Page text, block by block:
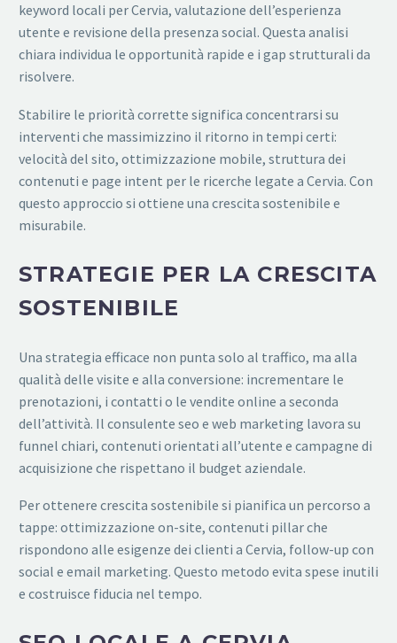
keyword locali per Cervia, valutazione dell’esperienza
utente e revisione della presenza social. Questa analisi
chiara individua le opportunità rapide e i gap strutturali da
risolvere.
Stabilire le priorità corrette significa concentrarsi su
interventi che massimizzino il ritorno in tempi certi:
velocità del sito, ottimizzazione mobile, struttura dei
contenuti e page intent per le ricerche legate a Cervia. Con
questo approccio si ottiene una crescita sostenibile e
misurabile.
STRATEGIE PER LA CRESCITA
SOSTENIBILE
Una strategia efficace non punta solo al traffico, ma alla
qualità delle visite e alla conversione: incrementare le
prenotazioni, i contatti o le vendite online a seconda
dell’attività. Il consulente seo e web marketing lavora su
funnel chiari, contenuti orientati all’utente e campagne di
acquisizione che rispettano il budget aziendale.
Per ottenere crescita sostenibile si pianifica un percorso a
tappe: ottimizzazione on-site, contenuti pillar che
rispondono alle esigenze dei clienti a Cervia, follow-up con
social e email marketing. Questo metodo evita spese inutili
e costruisce fiducia nel tempo.